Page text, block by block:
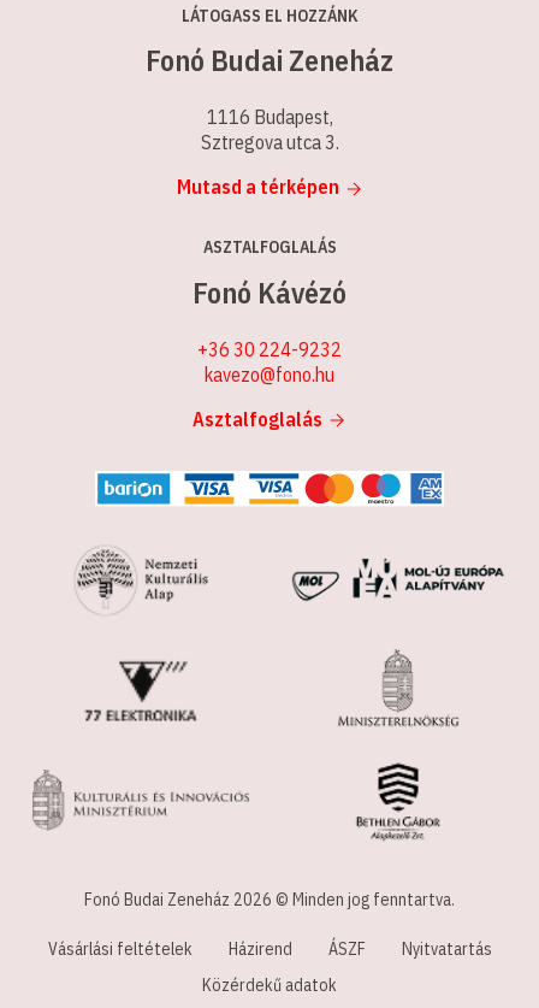
LÁTOGASS EL HOZZÁNK
Fonó Budai Zeneház
1116 Budapest,
Sztregova utca 3.
Mutasd a térképen
ASZTALFOGLALÁS
Fonó Kávézó
+36 30 224-9232
kavezo@fono.hu
Asztalfoglalás
Fonó Budai Zeneház 2026 © Minden jog fenntartva.
Vásárlási feltételek Házirend ÁSZF
Nyitvatartás
Közérdekű adatok